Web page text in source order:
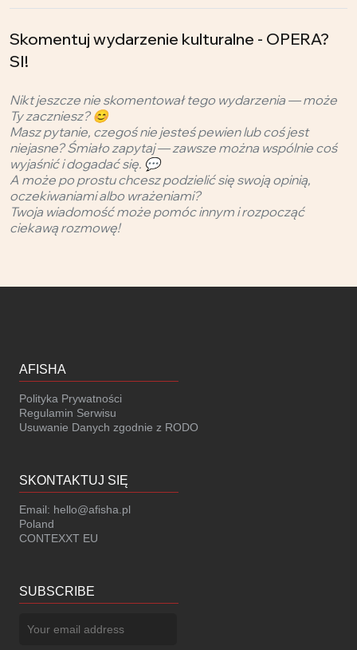
Skomentuj wydarzenie kulturalne - OPERA?
SI!
Nikt jeszcze nie skomentował tego wydarzenia — może
Ty zaczniesz? 😊
Masz pytanie, czegoś nie jesteś pewien lub coś jest
niejasne? Śmiało zapytaj — zawsze można wspólnie coś
wyjaśnić i dogadać się. 💬
A może po prostu chcesz podzielić się swoją opinią,
oczekiwaniami albo wrażeniami?
Twoja wiadomość może pomóc innym i rozpocząć
ciekawą rozmowę!
AFISHA
Polityka Prywatności
Regulamin Serwisu
Usuwanie Danych zgodnie z RODO
SKONTAKTUJ SIĘ
Email: hello@afisha.pl
Poland
CONTEXXT EU
SUBSCRIBE